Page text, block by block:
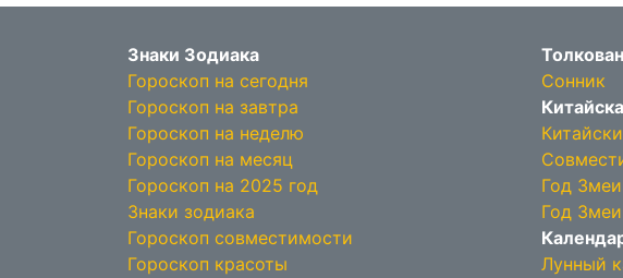
Знаки Зодиака
Гороскоп на сегодня
Гороскоп на завтра
Гороскоп на неделю
Гороскоп на месяц
Гороскоп на 2025 год
Знаки зодиака
Гороскоп совместимости
Гороскоп красоты
Сонник
Год Змеи
Год
Лунный